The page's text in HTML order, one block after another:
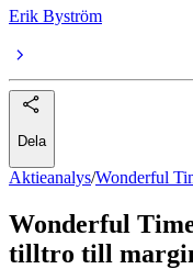
Erik Byström
Dela
Aktieanalys/Wonderful
Wonderful
tilltro till